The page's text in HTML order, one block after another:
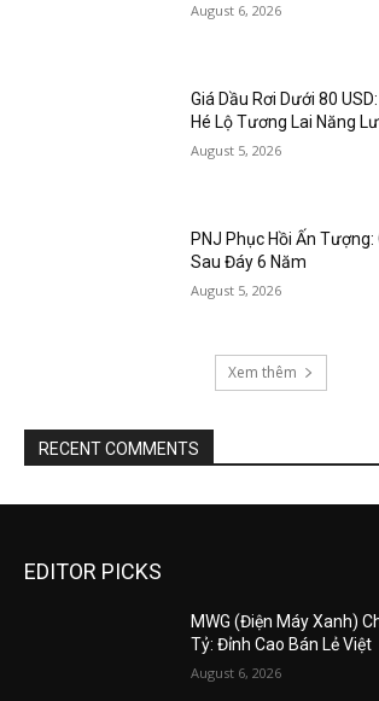
August 6, 2026
Giá Dầu Rơi Dưới 80
Hé Lộ Tương Lai Năng
August 5, 2026
PNJ Phục Hồi Ấn
Sau Đáy 6 Năm
August 5, 2026
Xem thêm
RECENT COMMENTS
EDITOR PICKS
MWG (Điện Máy Xanh)
Tỷ: Đỉnh Cao Bán Lẻ Việt
August 6, 2026